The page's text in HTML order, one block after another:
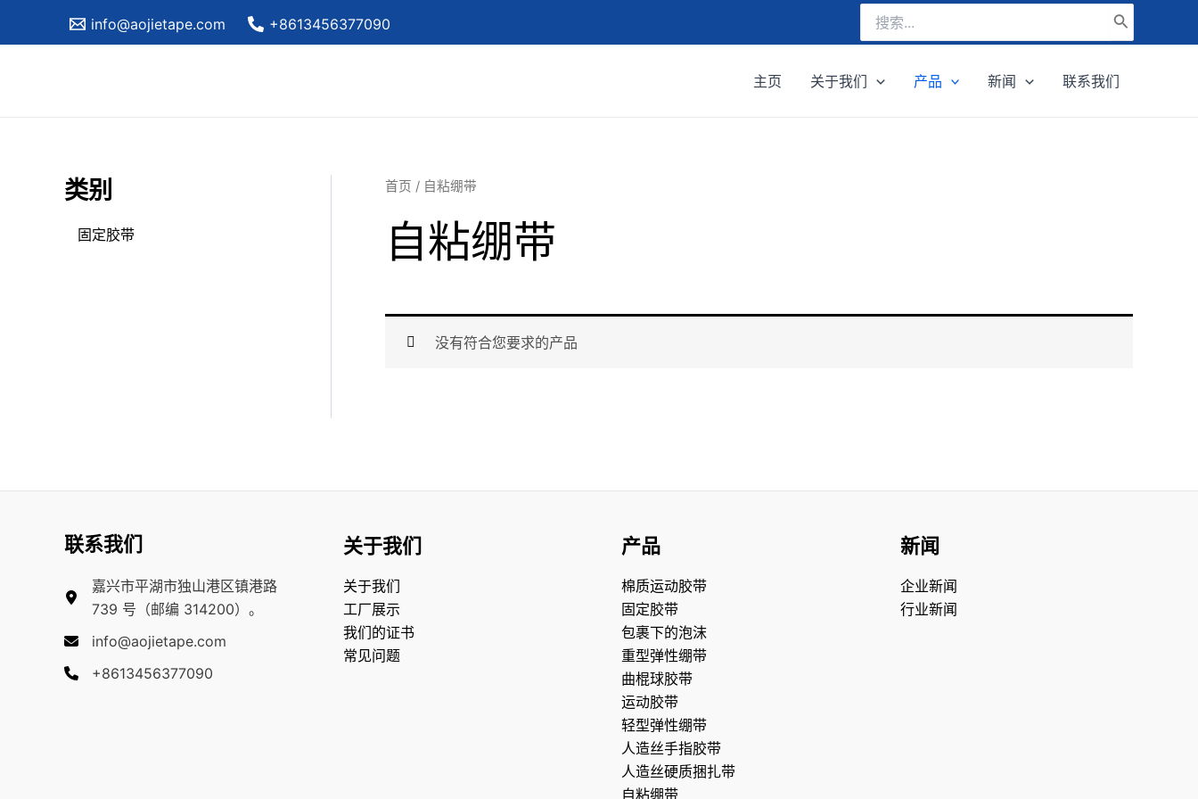
info@aojietape.com +8613456377090
索
主页 关于我们 产品 新闻 联系我们
类别
固定胶带
首页 / 自粘绷带
自粘绷带
没有符合您要求的产品
联系我们
嘉兴市平湖市独山港区镇港路
739 号（邮编 314200）。
info@aojietape.com
+8613456377090
关于我们
关于我们
工厂展示
我们的证书
常见问题
产品
棉质运动胶带
固定胶带
包裹下的泡沫
重型弹性绷带
曲棍球胶带
运动胶带
轻型弹性绷带
人造丝手指胶带
人造丝硬质捆扎带
自粘绷带
新闻
企业新闻
行业新闻